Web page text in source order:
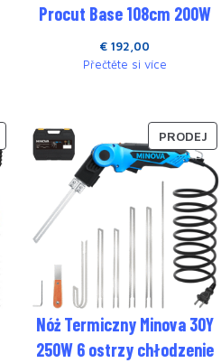
Procut Base 108cm 200W
€ 192,00
Přečtěte si více
PRODEJ
Nóż Termiczny Minova 30Y
250W 6 ostrzy chłodzenie